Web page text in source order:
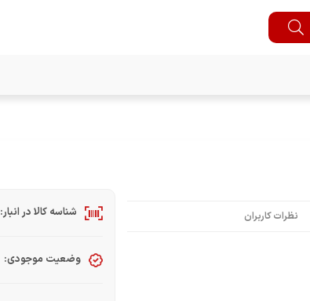
نظرات کاربران شناسه کالا در انبار:
وضعیت موجودی: